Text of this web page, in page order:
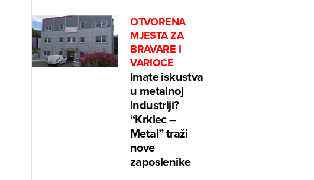
OTVORENA
MJESTA ZA
BRAVARE I
VARIOCE
Imate iskustva
u metalnoj
industriji?
“Krklec –
Metal” traži
nove
zaposlenike